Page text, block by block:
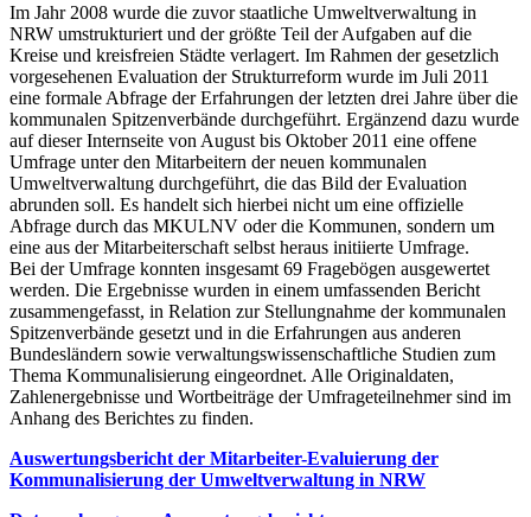
Im Jahr 2008 wurde die zuvor staatliche Umweltverwaltung in
NRW umstrukturiert und der größte Teil der Aufgaben auf die
Kreise und kreisfreien Städte verlagert. Im Rahmen der gesetzlich
vorgesehenen Evaluation der Strukturreform wurde im Juli 2011
eine formale Abfrage der Erfahrungen der letzten drei Jahre über die
kommunalen Spitzenverbände durchgeführt. Ergänzend dazu wurde
auf dieser Internseite von August bis Oktober 2011 eine offene
Umfrage unter den Mitarbeitern der neuen kommunalen
Umweltverwaltung durchgeführt, die das Bild der Evaluation
abrunden soll. Es handelt sich hierbei nicht um eine offizielle
Abfrage durch das MKULNV oder die Kommunen, sondern um
eine aus der Mitarbeiterschaft selbst heraus initiierte Umfrage.
Bei der Umfrage konnten insgesamt 69 Fragebögen ausgewertet
werden. Die Ergebnisse wurden in einem umfassenden Bericht
zusammengefasst, in Relation zur Stellungnahme der kommunalen
Spitzenverbände gesetzt und in die Erfahrungen aus anderen
Bundesländern sowie verwaltungswissenschaftliche Studien zum
Thema Kommunalisierung eingeordnet. Alle Originaldaten,
Zahlenergebnisse und Wortbeiträge der Umfrageteilnehmer sind im
Anhang des Berichtes zu finden.
Auswertungsbericht der Mitarbeiter-Evaluierung der
Kommunalisierung der Umweltverwaltung in NRW